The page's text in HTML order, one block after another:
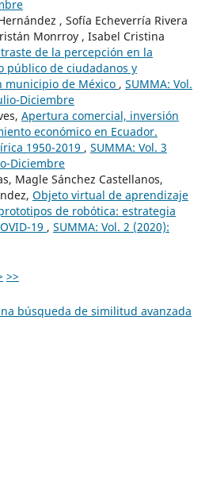
, Sofía Echeverría Rivera
Monrroy , Isabel Cristina
de la percepción en la
público de ciudadanos y
municipio de México , SUMMA: Vol.
Diciembre
Apertura comercial, inversión
económico en Ecuador.
1950-2019 , SUMMA: Vol. 3
Diciembre
Magle Sánchez Castellanos,
Objeto virtual de aprendizaje
de robótica: estrategia
19 , SUMMA: Vol. 2 (2020):
>>
búsqueda de similitud avanzada